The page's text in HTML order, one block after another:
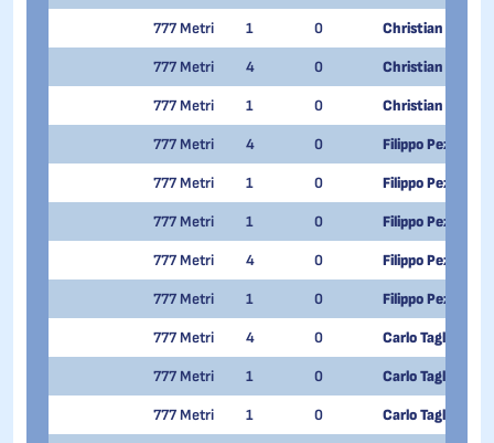
777 Metri 1 0 Christian
777 Metri 4 0 Christian
777 Metri 1 0 Christian
777 Metri 4 0 Filippo Pezzoni
777 Metri 1 0 Filippo Pezzoni
777 Metri 1 0 Filippo Pezzoni
777 Metri 4 0 Filippo Pezzoni
777 Metri 1 0 Filippo Pezzoni
777 Metri 4 0 Carlo Tagliabue
777 Metri 1 0 Carlo Tagliabue
777 Metri 1 0 Carlo Tagliabue